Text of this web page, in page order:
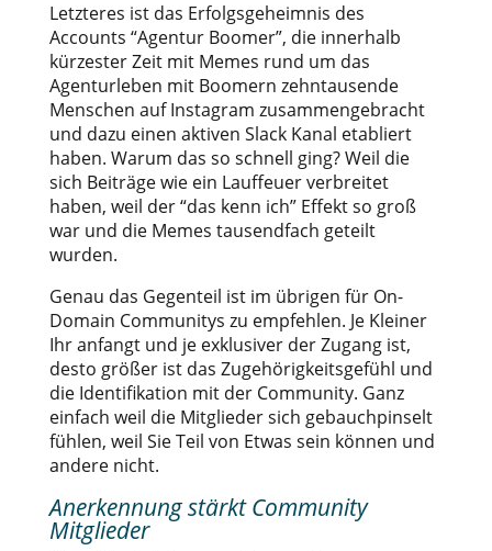
Letzteres ist das Erfolgsgeheimnis des
Accounts “Agentur Boomer”, die innerhalb
kürzester Zeit mit Memes rund um das
Agenturleben mit Boomern zehntausende
Menschen auf Instagram zusammengebracht
und dazu einen aktiven Slack Kanal etabliert
haben. Warum das so schnell ging? Weil die
sich Beiträge wie ein Lauffeuer verbreitet
haben, weil der “das kenn ich” Effekt so groß
war und die Memes tausendfach geteilt
wurden.
Genau das Gegenteil ist im übrigen für On-
Domain Communitys zu empfehlen. Je Kleiner
Ihr anfangt und je exklusiver der Zugang ist,
desto größer ist das Zugehörigkeitsgefühl und
die Identifikation mit der Community. Ganz
einfach weil die Mitglieder sich gebauchpinselt
fühlen, weil Sie Teil von Etwas sein können und
andere nicht.
Anerkennung stärkt Community
Mitglieder